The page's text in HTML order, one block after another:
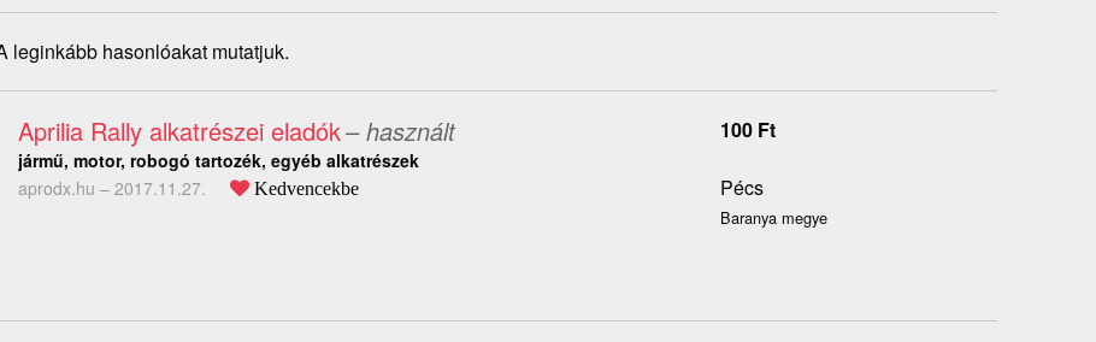
leginkább hasonlóakat mutatjuk.
Aprilia Rally alkatrészei eladók– használt
jármű, motor, robogó tartozék, egyéb alkatrészek
aprodx.hu – 2017.11.27. Kedvencekbe
100 Ft
Pécs
Baranya megye